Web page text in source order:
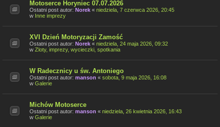
Motoserce Horyniec 07.07.2026
Ostatni post autor: Norek « niedziela, 7 czerwca 2026, 20:45
w Inne imprezy
XVI Dzień Motoryzacji Zamość
Ostatni post autor: Norek « niedziela, 24 maja 2026, 09:32
w Zloty, imprezy, wycieczki, spotkania
W Radecznicy u św. Antoniego
Ostatni post autor: manson « sobota, 9 maja 2026, 16:08
w Galerie
Michów Motoserce
Ostatni post autor: manson « niedziela, 26 kwietnia 2026, 16:43
w Galerie